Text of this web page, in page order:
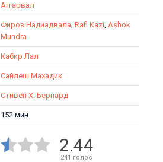
Аггарвал
Фироз Надиадвала, Rafi Kazi, Ashok
Mundra
Кабир Лал
Сайлеш Махадик
Стивен Х. Бернард
152 мин.
2.44
241 голос